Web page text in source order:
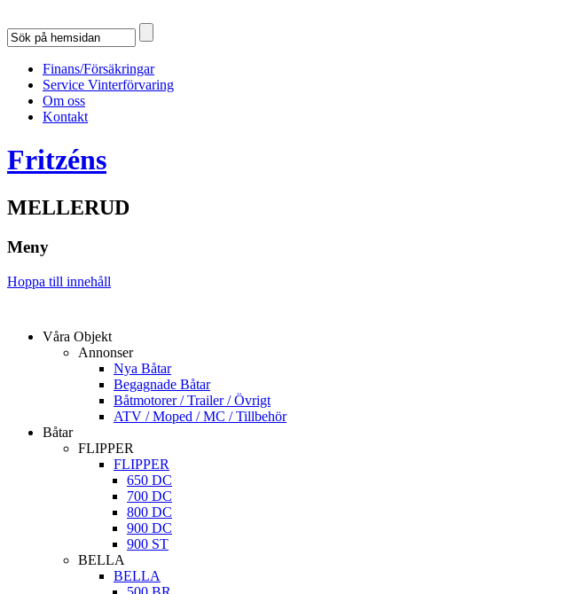
Finans/Försäkringar
Service Vinterförvaring
Om oss
Kontakt
Fritzéns
MELLERUD
Meny
Hoppa till innehåll
Våra Objekt
Annonser
Nya Båtar
Begagnade Båtar
Båtmotorer / Trailer / Övrigt
ATV / Moped / MC / Tillbehör
Båtar
FLIPPER
FLIPPER
650 DC
700 DC
800 DC
900 DC
900 ST
BELLA
BELLA